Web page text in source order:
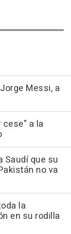
Messi, a
cese" a la
Saudí que su
no va
la
en su rodilla